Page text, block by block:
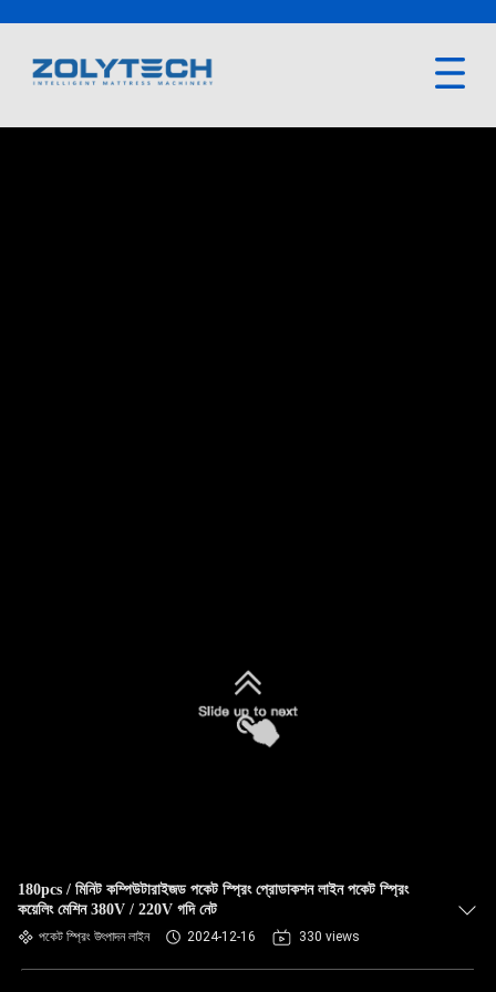
180pcs / মিনিট কম্পিউটারাইজড পকেট স্প্রিং প্রোডাকশন লাইন পকেট স্প্রিং
কয়েলিং মেশিন 380V / 220V গদি নেট
পকেট স্প্রিং উৎপাদন লাইন 2024-12-16 330 views